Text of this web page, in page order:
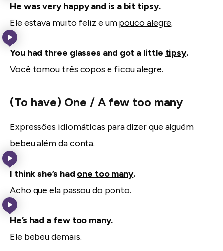
He was very happy and is a bit tipsy.
Ele estava muito feliz e umpouco alegre.
You had three glasses and got a little tipsy.
Você tomou três copos e ficoualegre.
(To have) One / A few too many
Expressões idiomáticas para dizer que alguém
bebeu além da conta.
I think she’s had one too many.
Acho que ela passou do ponto.
He’s had a few too many.
Ele bebeu demais.